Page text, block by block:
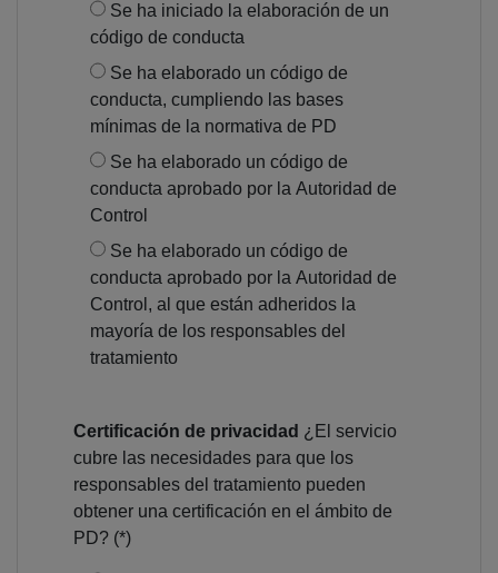
Se ha iniciado la elaboración de un
código de conducta
Se ha elaborado un código de
conducta, cumpliendo las bases
mínimas de la normativa de PD
Se ha elaborado un código de
conducta aprobado por la Autoridad de
Control
Se ha elaborado un código de
conducta aprobado por la Autoridad de
Control, al que están adheridos la
mayoría de los responsables del
tratamiento
Certificación de privacidad ¿El servicio
cubre las necesidades para que los
responsables del tratamiento pueden
obtener una certificación en el ámbito de
PD? (*)